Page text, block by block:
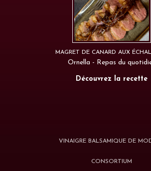
MAGRET DE CANARD AUX
Ornella - Repas du
Découvrez la recette
VINAIGRE BALSAMIQUE DE
CONSORTIUM